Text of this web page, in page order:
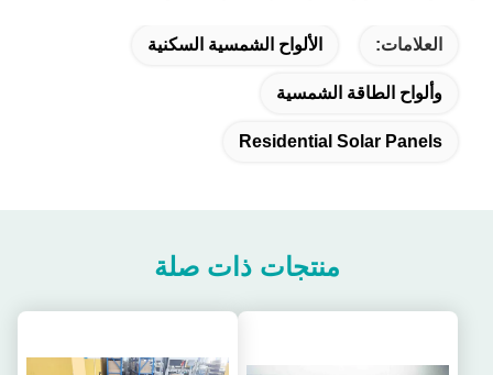
العلامات: الألواح الشمسية السكنية
وألواح الطاقة الشمسية
Residential Solar Panels
منتجات ذات صلة